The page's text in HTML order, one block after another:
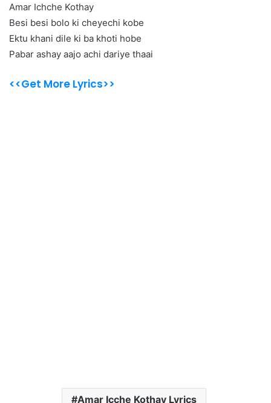
Amar Ichche Kothay
Besi besi bolo ki cheyechi kobe
Ektu khani dile ki ba khoti hobe
Pabar ashay aajo achi dariye thaai
<<Get More Lyrics>>
Amar Icche Kothay Lyrics